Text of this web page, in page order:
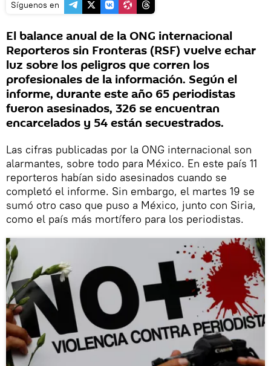
Síguenos en
El balance anual de la ONG internacional
Reporteros sin Fronteras (RSF) vuelve echar
luz sobre los peligros que corren los
profesionales de la información. Según el
informe, durante este año 65 periodistas
fueron asesinados, 326 se encuentran
encarcelados y 54 están secuestrados.
Las cifras publicadas por la ONG internacional son
alarmantes, sobre todo para México. En este país 11
reporteros habían sido asesinados cuando se
completó el informe. Sin embargo, el martes 19 se
sumó otro caso que puso a México, junto con Siria,
como el país más mortífero para los periodistas.